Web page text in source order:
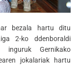
bezala hartu ditu
2-ko ddenboraldi
inguruk Gernikako
jokalariak hartu